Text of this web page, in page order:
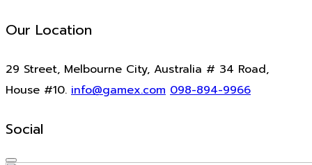
Our Location
29 Street, Melbourne City, Australia # 34 Road,
House #10. info@gamex.com 098-894-9966
Social